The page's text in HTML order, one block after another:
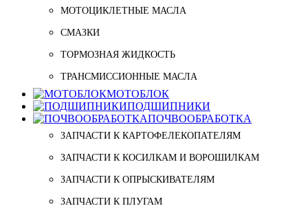
МОТОЦИКЛЕТНЫЕ МАСЛА
СМАЗКИ
ТОРМОЗНАЯ ЖИДКОСТЬ
ТРАНСМИССИОННЫЕ МАСЛА
МОТОБЛОК
ПОДШИПНИКИ
ПОЧВООБРАБОТКА
ЗАПЧАСТИ К КАРТОФЕЛЕКОПАТЕЛЯМ
ЗАПЧАСТИ К КОСИЛКАМ И ВОРОШИЛКАМ
ЗАПЧАСТИ К ОПРЫСКИВАТЕЛЯМ
ЗАПЧАСТИ К ПЛУГАМ